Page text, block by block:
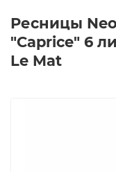
Ресницы
"Caprice" 6
Le Mat